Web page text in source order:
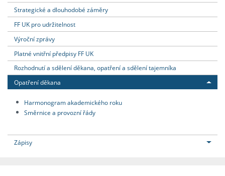
Strategické a dlouhodobé záměry
FF UK pro udržitelnost
Výroční zprávy
Platné vnitřní předpisy FF UK
Rozhodnutí a sdělení děkana, opatření a sdělení tajemníka
Opatření děkana
Harmonogram akademického roku
Směrnice a provozní řády
Zápisy